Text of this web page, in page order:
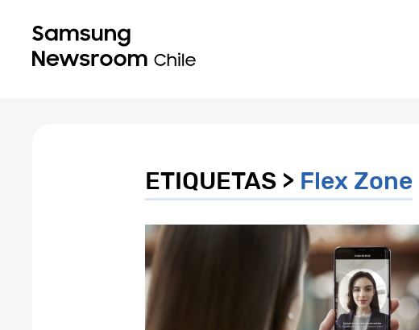
ETIQUETAS > Flex Zone